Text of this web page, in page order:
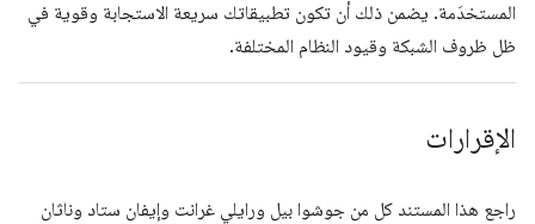
المستخدَمة. يضمن ذلك أن تكون تطبيقاتك سريعة الاستجابة وقوية في
ظل ظروف الشبكة وقيود النظام المختلفة.
الإقرارات
راجع هذا المستند كل من جوشوا بيل ورايلي غرانت وإيفان ستاد وناثان